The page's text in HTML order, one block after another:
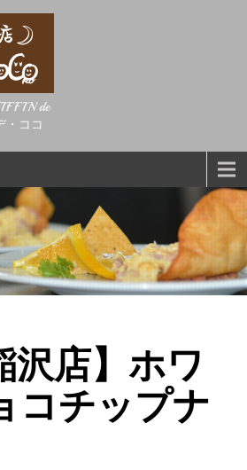
de
・ココ
沢店】ホワ
コチップナ